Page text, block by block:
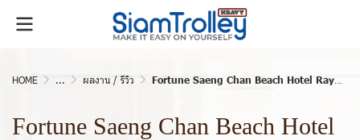
HOME ... ผลงาน / รีวิว Fortune Saeng Chan Beach Hotel Rayong
Fortune Saeng Chan Beach Hotel